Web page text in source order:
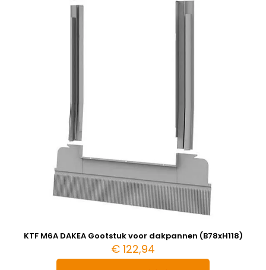
KTF M6A DAKEA Gootstuk voor dakpannen (B78xH118)
€ 122,94